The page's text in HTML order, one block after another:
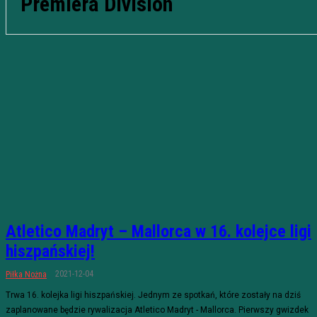
Atletico Madryt – Mallorca w 16. kolejce ligi
hiszpańskiej!
Piłka Nożna 2021-12-04
Trwa 16. kolejka ligi hiszpańskiej. Jednym ze spotkań, które zostały na dziś
zaplanowane będzie rywalizacja Atletico Madryt - Mallorca. Pierwszy gwizdek